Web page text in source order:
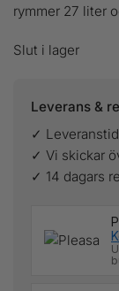
rymmer 27 liter
Slut i lager
Leverans &
✓
✓ Vi skickar
✓ 14 dagars